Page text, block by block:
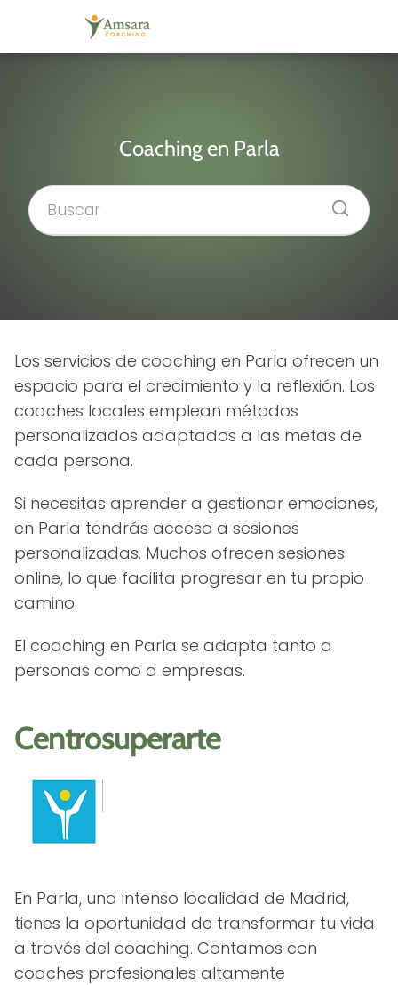
Coaching en Parla
Los servicios de coaching en Parla ofrecen un
espacio para el crecimiento y la reflexión. Los
coaches locales emplean métodos
personalizados adaptados a las metas de
cada persona.
Si necesitas aprender a gestionar emociones,
en Parla tendrás acceso a sesiones
personalizadas. Muchos ofrecen sesiones
online, lo que facilita progresar en tu propio
camino.
El coaching en Parla se adapta tanto a
personas como a empresas.
Centrosuperarte
En Parla, una intenso localidad de Madrid,
tienes la oportunidad de transformar tu vida
a través del coaching. Contamos con
coaches profesionales altamente